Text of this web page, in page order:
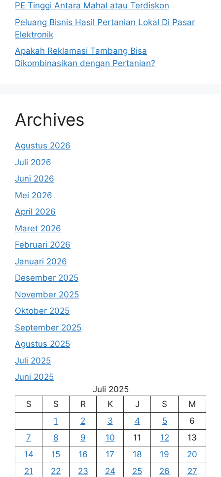
PE Tinggi Antara Mahal atau Terdiskon
Peluang Bisnis Hasil Pertanian Lokal Di Pasar
Elektronik
Apakah Reklamasi Tambang Bisa
Dikombinasikan dengan Pertanian?
Archives
Agustus 2026
Juli 2026
Juni 2026
Mei 2026
April 2026
Maret 2026
Februari 2026
Januari 2026
Desember 2025
November 2025
Oktober 2025
September 2025
Agustus 2025
Juli 2025
Juni 2025
Juli 2025
S
S R K J S
M
1
2 3 4 5
6
7
8 9 10 11 12
13
14
15 16 17 18 19
20
21
22 23 24 25 26
27